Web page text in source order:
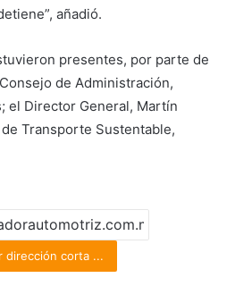
añadió.
presentes, por parte de
de Administración,
el Director General, Martín
Transporte Sustentable,
dirección corta ...